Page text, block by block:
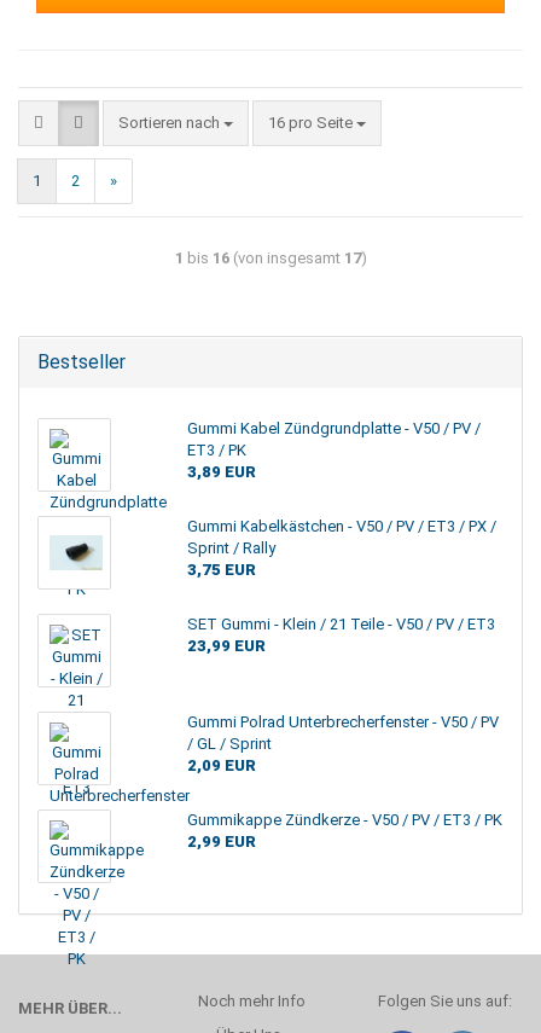
Sortieren nach 16 pro Seite
1 2 »
1 bis 16(von insgesamt 17)
Bestseller
Gummi Kabel Zündgrundplatte - V50 / PV /
ET3 / PK
3,89 EUR
Gummi Kabelkästchen - V50 / PV / ET3 / PX /
Sprint / Rally
3,75 EUR
SET Gummi - Klein / 21 Teile - V50 / PV / ET3
23,99 EUR
Gummi Polrad Unterbrecherfenster - V50 / PV
/ GL / Sprint
2,09 EUR
Gummikappe Zündkerze - V50 / PV / ET3 / PK
2,99 EUR
MEHR ÜBER...
Noch mehr Info
Folgen Sie uns auf: